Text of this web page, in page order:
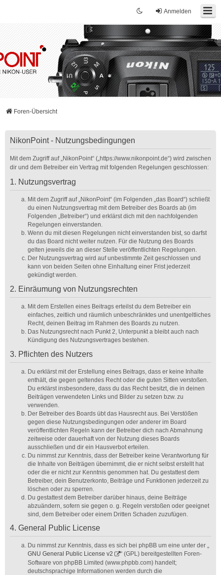
Anmelden
Foren-Übersicht
NikonPoint - Nutzungsbedingungen
Mit dem Zugriff auf „NikonPoint“ („https://www.nikonpoint.de“) wird zwischen
dir und dem Betreiber ein Vertrag mit folgenden Regelungen geschlossen:
1. Nutzungsvertrag
Mit dem Zugriff auf „NikonPoint“ (im Folgenden „das Board“) schließt
du einen Nutzungsvertrag mit dem Betreiber des Boards ab (im
Folgenden „Betreiber“) und erklärst dich mit den nachfolgenden
Regelungen einverstanden.
Wenn du mit diesen Regelungen nicht einverstanden bist, so darfst
du das Board nicht weiter nutzen. Für die Nutzung des Boards
gelten jeweils die an dieser Stelle veröffentlichten Regelungen.
Der Nutzungsvertrag wird auf unbestimmte Zeit geschlossen und
kann von beiden Seiten ohne Einhaltung einer Frist jederzeit
gekündigt werden.
2. Einräumung von Nutzungsrechten
Mit dem Erstellen eines Beitrags erteilst du dem Betreiber ein
einfaches, zeitlich und räumlich unbeschränktes und unentgeltliches
Recht, deinen Beitrag im Rahmen des Boards zu nutzen.
Das Nutzungsrecht nach Punkt 2, Unterpunkt a bleibt auch nach
Kündigung des Nutzungsvertrages bestehen.
3. Pflichten des Nutzers
Du erklärst mit der Erstellung eines Beitrags, dass er keine Inhalte
enthält, die gegen geltendes Recht oder die guten Sitten verstoßen.
Du erklärst insbesondere, dass du das Recht besitzt, die in deinen
Beiträgen verwendeten Links und Bilder zu setzen bzw. zu
verwenden.
Der Betreiber des Boards übt das Hausrecht aus. Bei Verstößen
gegen diese Nutzungsbedingungen oder anderer im Board
veröffentlichten Regeln kann der Betreiber dich nach Abmahnung
zeitweise oder dauerhaft von der Nutzung dieses Boards
ausschließen und dir ein Hausverbot erteilen.
Du nimmst zur Kenntnis, dass der Betreiber keine Verantwortung für
die Inhalte von Beiträgen übernimmt, die er nicht selbst erstellt hat
oder die er nicht zur Kenntnis genommen hat. Du gestattest dem
Betreiber, dein Benutzerkonto, Beiträge und Funktionen jederzeit zu
löschen oder zu sperren.
Du gestattest dem Betreiber darüber hinaus, deine Beiträge
abzuändern, sofern sie gegen o. g. Regeln verstoßen oder geeignet
sind, dem Betreiber oder einem Dritten Schaden zuzufügen.
4. General Public License
Du nimmst zur Kenntnis, dass es sich bei phpBB um eine unter der „
GNU General Public License v2
“ (GPL) bereitgestellten Foren-
Software von phpBB Limited (www.phpbb.com) handelt;
deutschsprachige Informationen werden durch die